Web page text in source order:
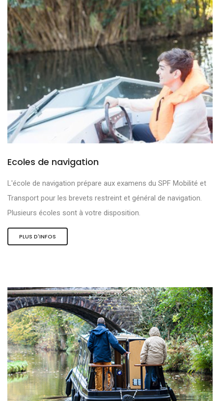
Ecoles de navigation
L'école de navigation prépare aux examens du SPF Mobilité et
Transport pour les brevets restreint et général de navigation.
Plusieurs écoles sont à votre disposition.
PLUS D'INFOS